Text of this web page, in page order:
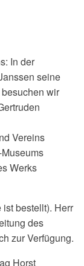
In der
seine
wir
Vereins
Werks
bestellt). Herr
des
zur Verfügung.
Horst